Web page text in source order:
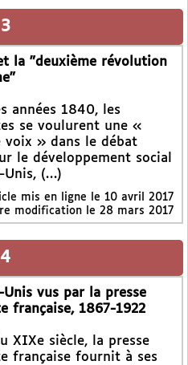
la "deuxième révolution
années 1840, les
se voulurent une «
voix » dans le débat
le développement social
Unis, (…)
mis en ligne le 10 avril 2017
modification le 28 mars 2017
Unis vus par la presse
française, 1867-1922
XIXe siècle, la presse
française fournit à ses